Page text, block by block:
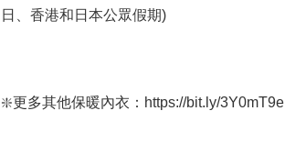
日、香港和日本公眾假期) ﻿
❇️更多其他保暖內衣：https://bit.ly/3Y0mT9e